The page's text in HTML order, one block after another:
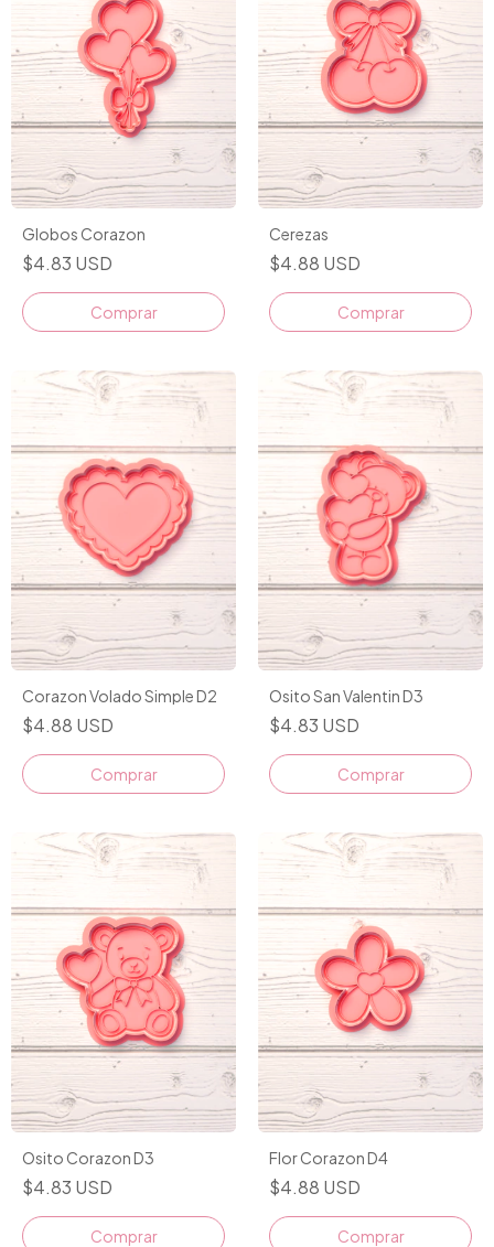
Globos Corazon
$4.83 USD
Comprar
Cerezas
$4.88 USD
Comprar
Corazon Volado Simple D2
$4.88 USD
Comprar
Osito San Valentin D3
$4.83 USD
Comprar
Osito Corazon D3
$4.83 USD
Comprar
Flor Corazon D4
$4.88 USD
Comprar